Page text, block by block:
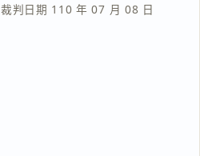
裁判日期 110 年 07 月 08 日